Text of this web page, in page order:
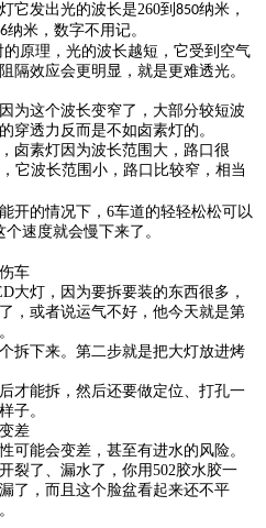
它发出光的波长是260到 850纳米，
纳米，数字不用记。
的原理，光的波长越短，它受到空气
隔效应会更明显，就是更难透光。
为这个波长变窄了，大部分较短波
穿透力反而是不如卤素灯的。
卤素灯因为波长范围大，路口很
它波长范围小，路口比较窄，相当
开的情况下， 6车道的轻轻松松可以
速度就会慢下来了。
车
大灯，因为要拆要装的东西很多，
，或者说运气不好，他今天就是第
拆下来。第二步就是把大灯放进烤
才能拆，然后还要做定位、打孔一
子。
差
可能会变差，甚至有进水的风险。
裂了、漏水了，你用502胶水胶一
了，而且这个脸盆看起来还不平